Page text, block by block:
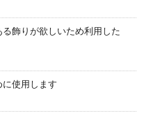
飾りが欲しいため利用した
に使用します